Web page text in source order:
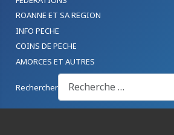
ROANNE ET SA REGION
INFO PECHE
COINS DE PECHE
AMORCES ET AUTRES
Rechercher